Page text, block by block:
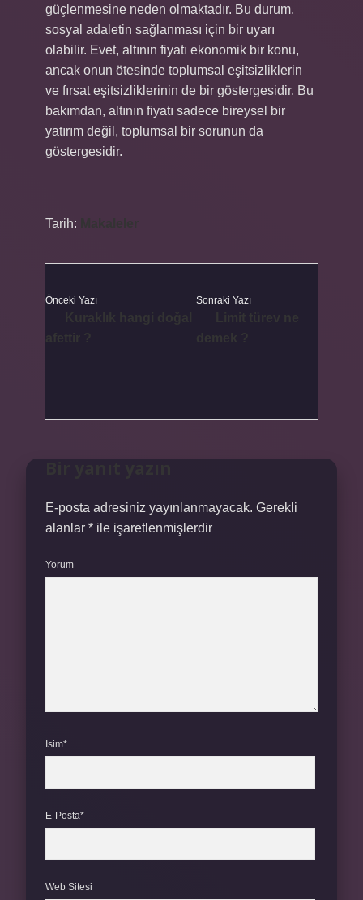
güçlenmesine neden olmaktadır. Bu durum,
sosyal adaletin sağlanması için bir uyarı
olabilir. Evet, altının fiyatı ekonomik bir konu,
ancak onun ötesinde toplumsal eşitsizliklerin
ve fırsat eşitsizliklerinin de bir göstergesidir. Bu
bakımdan, altının fiyatı sadece bireysel bir
yatırım değil, toplumsal bir sorunun da
göstergesidir.
Tarih:
Önceki Yazı Sonraki Yazı
E-posta adresiniz yayınlanmayacak. Gerekli
alanlar * ile işaretlenmişlerdir
Yorum
İsim*
E-Posta*
Web Sitesi